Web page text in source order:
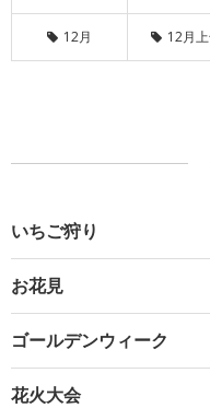
12月 12月
いちご狩り
お花見
ゴールデンウィーク
花火大会